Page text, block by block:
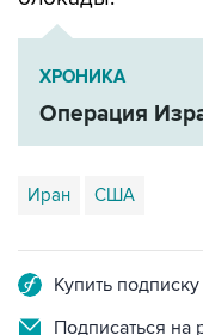
ХРОНИКА
Операция
Иран США
Подписаться на
Получать